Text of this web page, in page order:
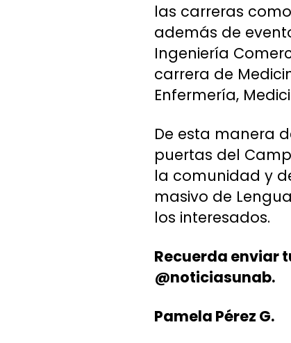
las carreras
además de
Ingeniería
carrera de
Enfermería,
De esta manera
puertas del
la comunidad y
masivo de
los interesados.
Recuerda enviar
@noticiasunab.
Pamela Pérez G.